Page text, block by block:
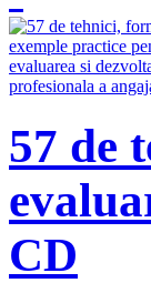
57 de
CD